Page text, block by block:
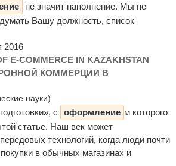
не значит наполнение. Мы не
Вашу должность, список
2016
E-COMMERCE IN KAZAKHSTAN
КОММЕРЦИИ В
науки)
с оформление м которого
статье. Наш век может
технологий, когда люди почти
в обычных магазинах и